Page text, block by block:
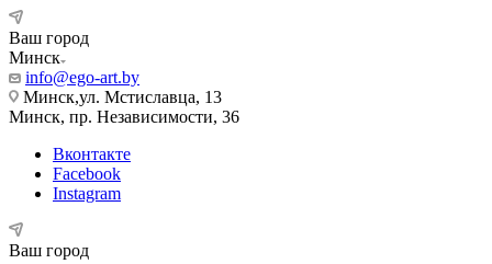
Ваш город
Минск
info@ego-art.by
Минск,ул. Мстиславца, 13
Минск, пр. Независимости, 36
Вконтакте
Facebook
Instagram
Ваш город